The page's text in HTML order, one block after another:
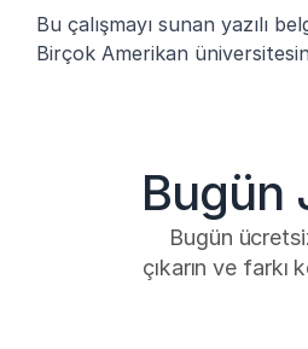
Bu çalışmayı sunan yazılı
Birçok Amerikan
Bugün
Bugün
çıkarın ve